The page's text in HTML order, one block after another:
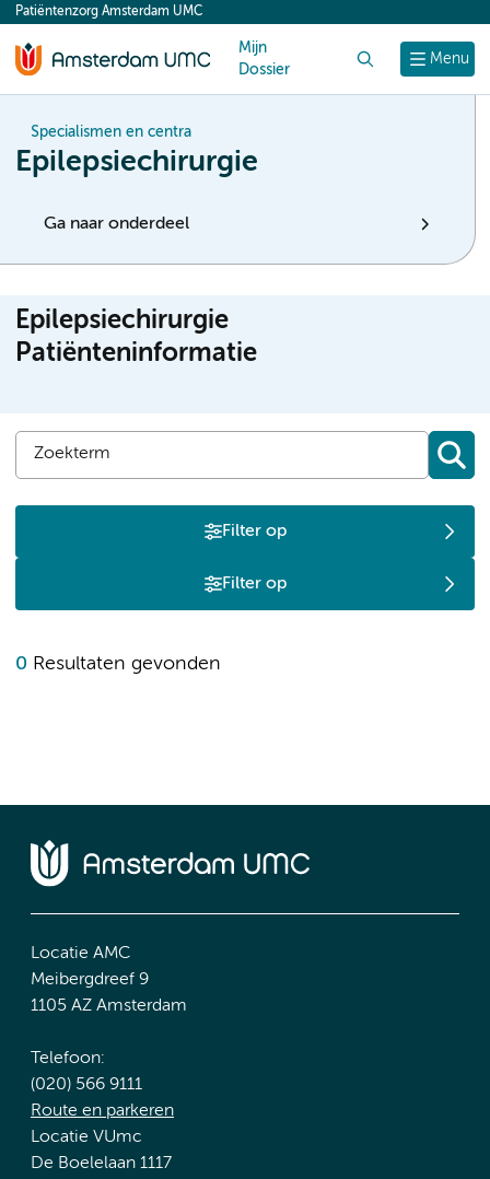
content
Menu
Patiëntenzorg Amsterdam UMC
Mijn
Dossier
Specialismen en centra
Epilepsiechirurgie
Ga naar onderdeel
Epilepsiechirurgie
Patiënteninformatie
Filter op
Filter op
0 Resultaten gevonden
Locatie AMC
Meibergdreef 9
1105 AZ Amsterdam
Telefoon:
(020) 566 9111
Route en parkeren
Locatie VUmc
De Boelelaan 1117